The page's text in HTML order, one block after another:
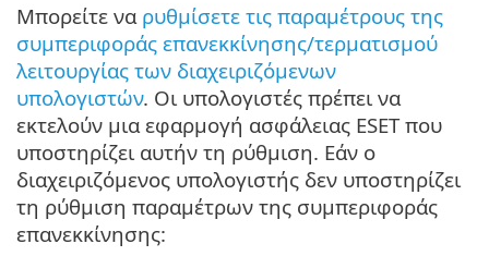
Μπορείτε να ρυθμίσετε τις παραμέτρους της
συμπεριφοράς επανεκκίνησης/τερματισμού
λειτουργίας των διαχειριζόμενων
υπολογιστών. Οι υπολογιστές πρέπει να
εκτελούν μια εφαρμογή ασφάλειας ESET που
υποστηρίζει αυτήν τη ρύθμιση. Εάν ο
διαχειριζόμενος υπολογιστής δεν υποστηρίζει
τη ρύθμιση παραμέτρων της συμπεριφοράς
επανεκκίνησης: